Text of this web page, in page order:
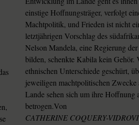
einstige Hoffnungsträger, verfolgt
Machtpolitik, und Frieden ist nicht
letztjährigen Vorschlag des
Nelson Mandela, eine Regierung
bilden, schenkte Kabila kein Gehör.
ethnischen Unterschiede geschürt,
jeweiligen machtpolitischen
Lande sehen sich um ihre Hoffnung
betrogen.Von
CATHERINE COQUERY-